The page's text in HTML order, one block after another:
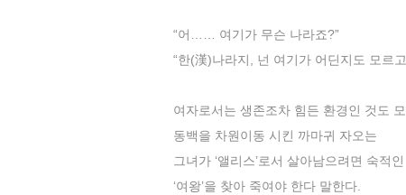
“어…… 여기가 무슨 나라죠?”
“한(漢)나라지, 넌 여기가 어딘지도 모르
여자로서는 생존조차 힘든 환경인 것도
동백을 차원이동 시킨 까마귀 자오는
그녀가 ‘앨리스’로서 살아남으려면 숙적인
‘여왕’을 찾아 죽여야 한다 말한다.